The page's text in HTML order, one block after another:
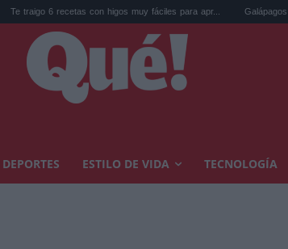
6 recetas con higos muy fáciles para apr... Galápagos eliminó
DEPORTES ESTILO DE VIDA TECNOLOGÍA